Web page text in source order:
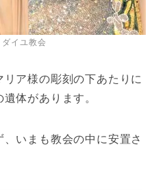
イユ教会
ア様の彫刻の下あたりに
体があります。
いまも教会の中に安置さ